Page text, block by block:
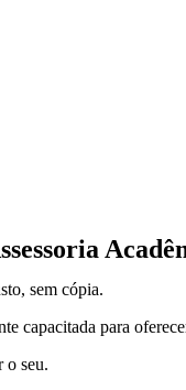
sem cópia.
capacitada para
o seu.